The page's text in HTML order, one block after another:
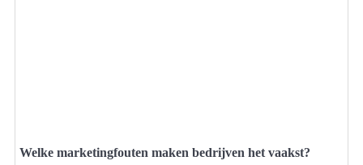
Welke marketingfouten maken bedrijven het vaakst?